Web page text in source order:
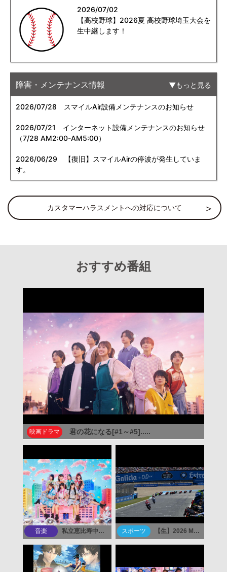
2026/07/02
【高校野球】2026夏 高校野球埼玉大会を
生中継します！
障害・メンテナンス情報 もっと見る
2026/07/28 スマイルAir設備メンテナンスのお知らせ
2026/07/21
インターネット設備メンテナンスのお知らせ
（7/28 AM2:00-AM5:00）
2026/06/29 【復旧】スマイルAirの停波が発生していま
す。
カスタマーハラスメントへの対応について
おすすめ番組